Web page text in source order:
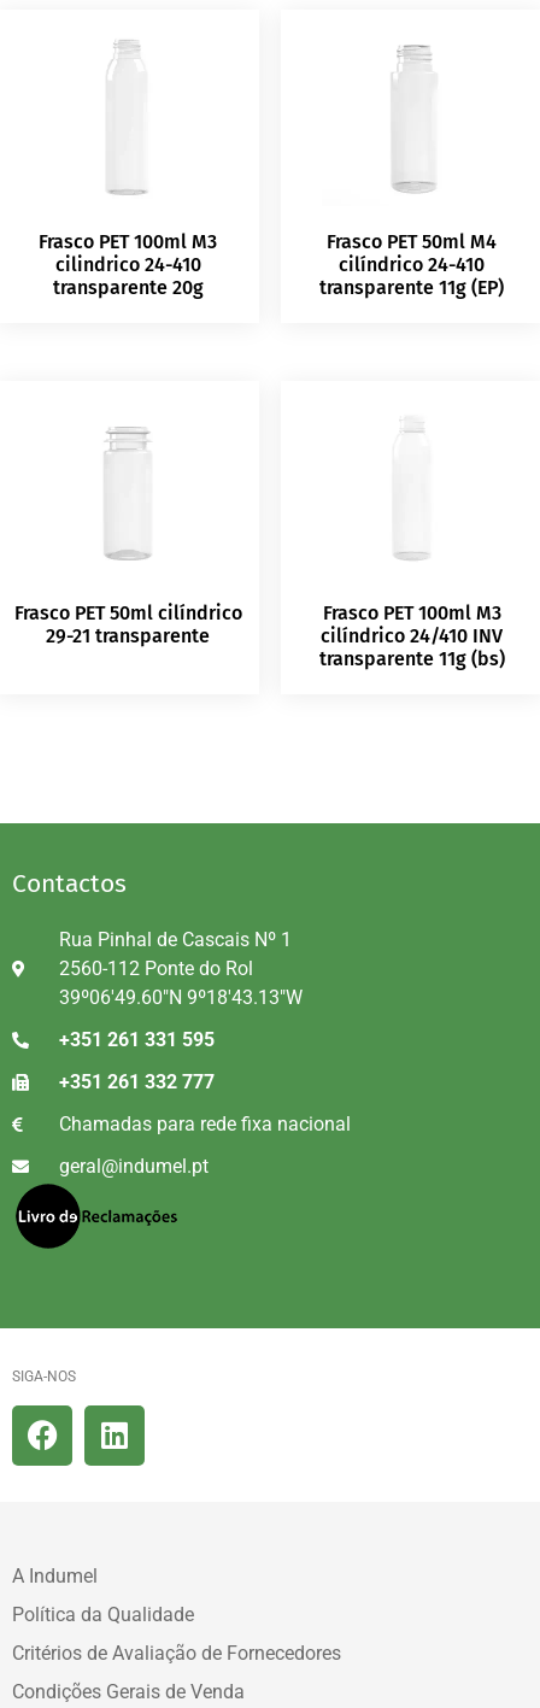
Frasco PET 100ml M3
cilindrico 24-410
transparente 20g
Frasco PET 50ml M4
cilíndrico 24-410
transparente 11g (EP)
Frasco PET 50ml cilíndrico
29-21 transparente
Frasco PET 100ml M3
cilíndrico 24/410 INV
transparente 11g (bs)
Contactos
Rua Pinhal de Cascais Nº 1
2560-112 Ponte do Rol
39º06'49.60"N 9º18'43.13"W
+351 261 331 595
+351 261 332 777
Chamadas para rede fixa nacional
geral@indumel.pt
SIGA-NOS
A Indumel
Política da Qualidade
Critérios de Avaliação de Fornecedores
Condições Gerais de Venda